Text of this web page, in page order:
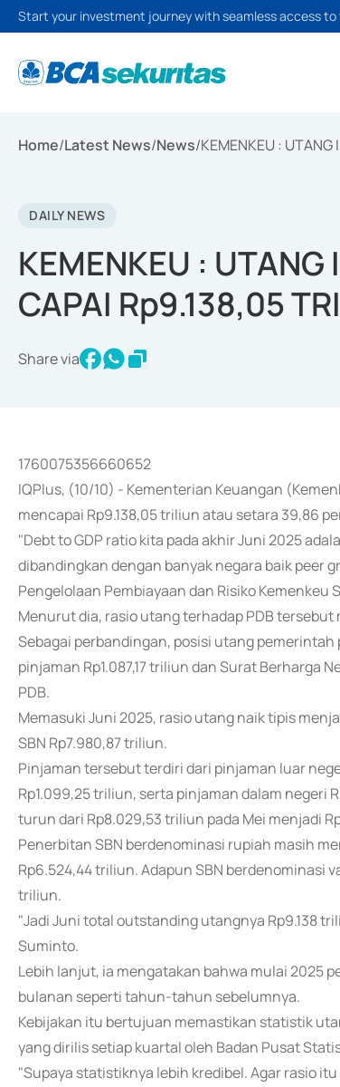
Start your investment journey with seamless access
Home/Latest News/News/KEMENKEU : UTANG
DAILY NEWS
KEMENKEU :
CAPAI Rp9.138,05
Share via
1760075356660652
IQPlus, (10/10) - Kementerian Keuangan
mencapai Rp9.138,05 triliun atau setara 39,86
"Debt to GDP ratio kita pada akhir Juni 2025
dibandingkan dengan banyak negara baik peer
Pengelolaan Pembiayaan dan Risiko Kemenkeu
Menurut dia, rasio utang terhadap PDB tersebut
Sebagai perbandingan, posisi utang pemerintah
pinjaman Rp1.087,17 triliun dan Surat Berharga
PDB.
Memasuki Juni 2025, rasio utang naik tipis
SBN Rp7.980,87 triliun.
Pinjaman tersebut terdiri dari pinjaman luar
Rp1.099,25 triliun, serta pinjaman dalam negeri
turun dari Rp8.029,53 triliun pada Mei menjadi
Penerbitan SBN berdenominasi rupiah masih
Rp6.524,44 triliun. Adapun SBN berdenominasi
triliun.
"Jadi Juni total outstanding utangnya Rp9.138
Suminto.
Lebih lanjut, ia mengatakan bahwa mulai 2025
bulanan seperti tahun-tahun sebelumnya.
Kebijakan itu bertujuan memastikan statistik
yang dirilis setiap kuartal oleh Badan Pusat
"Supaya statistiknya lebih kredibel. Agar rasio